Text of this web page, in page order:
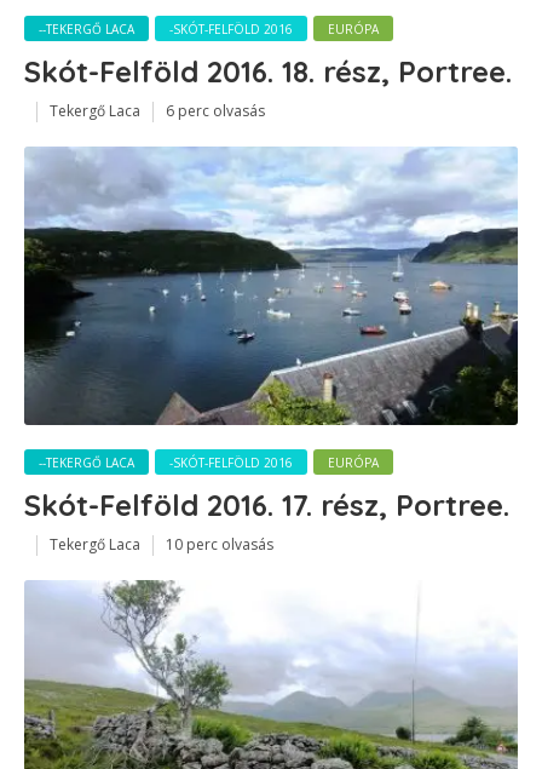
--TEKERGŐ LACA -SKÓT-FELFÖLD 2016 EURÓPA
Skót-Felföld 2016. 18. rész, Portree.
Tekergő Laca 6 perc olvasás
--TEKERGŐ LACA -SKÓT-FELFÖLD 2016 EURÓPA
Skót-Felföld 2016. 17. rész, Portree.
Tekergő Laca 10 perc olvasás